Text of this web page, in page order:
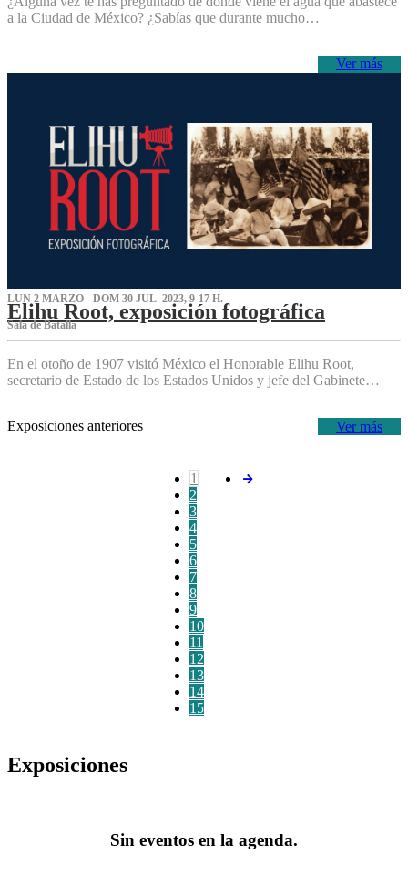
a la Ciudad de México? ¿Sabías que durante mucho…
Ver más
LUN 2 MARZO - DOM 30 JUL 2023, 9-17 H.
Elihu Root, exposición fotográfica
Sala de Batalla
En el otoño de 1907 visitó México el Honorable Elihu Root,
secretario de Estado de los Estados Unidos y jefe del Gabinete…
Ver más
Exposiciones anteriores
1
2
3
4
5
6
7
8
9
10
11
12
13
14
15
Exposiciones
Sin eventos en la agenda.